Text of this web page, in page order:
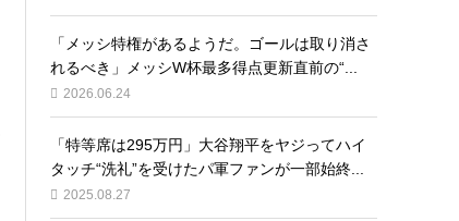
「メッシ特権があるようだ。ゴールは取り消さ
れるべき」メッシW杯最多得点更新直前の“...
2026.06.24
「特等席は295万円」大谷翔平をヤジってハイ
タッチ“洗礼”を受けたパ軍ファンが一部始終...
2025.08.27